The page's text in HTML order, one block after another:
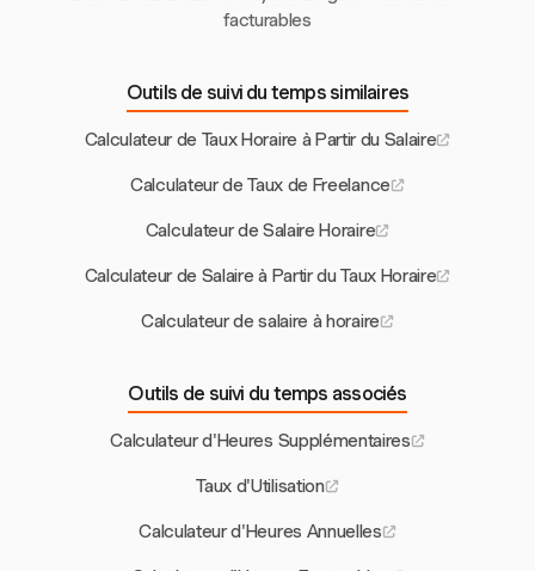
facturables
Outils de suivi du temps similaires
Calculateur de Taux Horaire à Partir du Salaire
Calculateur de Taux de Freelance
Calculateur de Salaire Horaire
Calculateur de Salaire à Partir du Taux Horaire
Calculateur de salaire à horaire
Outils de suivi du temps associés
Calculateur d'Heures Supplémentaires
Taux d'Utilisation
Calculateur d'Heures Annuelles